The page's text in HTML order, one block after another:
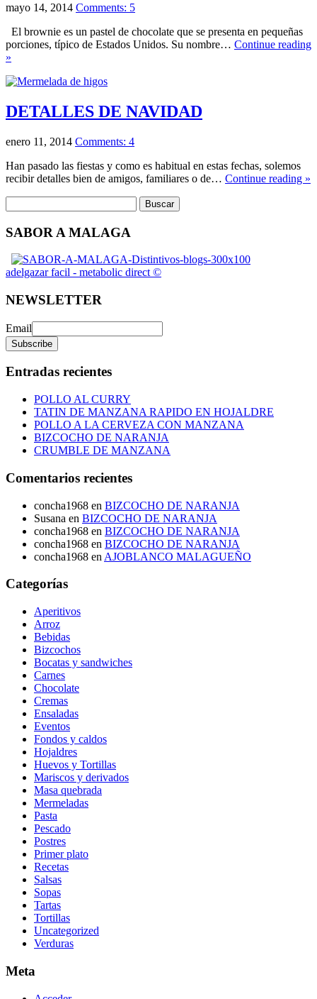
mayo 14, 2014 Comments: 5
El brownie es un pastel de chocolate que se presenta en pequeñas
porciones, típico de Estados Unidos. Su nombre… Continue reading
»
DETALLES DE NAVIDAD
enero 11, 2014 Comments: 4
Han pasado las fiestas y como es habitual en estas fechas, solemos
recibir detalles bien de amigos, familiares o de… Continue reading »
SABOR A MALAGA
adelgazar facil - metabolic direct ©
NEWSLETTER
Email
Entradas recientes
POLLO AL CURRY
TATIN DE MANZANA RAPIDO EN HOJALDRE
POLLO A LA CERVEZA CON MANZANA
BIZCOCHO DE NARANJA
CRUMBLE DE MANZANA
Comentarios recientes
concha1968 en BIZCOCHO DE NARANJA
Susana en BIZCOCHO DE NARANJA
concha1968 en BIZCOCHO DE NARANJA
concha1968 en BIZCOCHO DE NARANJA
concha1968 en AJOBLANCO MALAGUEÑO
Categorías
Aperitivos
Arroz
Bebidas
Bizcochos
Bocatas y sandwiches
Carnes
Chocolate
Cremas
Ensaladas
Eventos
Fondos y caldos
Hojaldres
Huevos y Tortillas
Mariscos y derivados
Masa quebrada
Mermeladas
Pasta
Pescado
Postres
Primer plato
Recetas
Salsas
Sopas
Tartas
Tortillas
Uncategorized
Verduras
Meta